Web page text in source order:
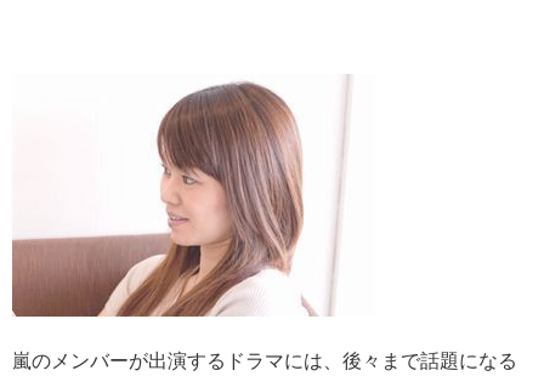
嵐のメンバーが出演するドラマには、後々まで話題になる